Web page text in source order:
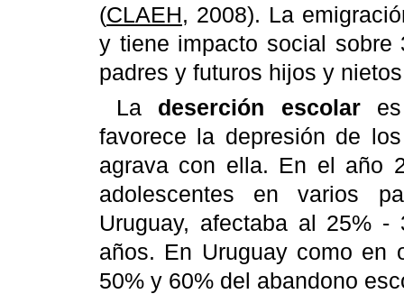
(CLAEH, 2008). La
y tiene impacto social sobre
padres y futuros hijos y
La deserción escolares
favorece la depresión de
agrava con ella. En el año
adolescentes en varios
Uruguay, afectaba al 25%
años. En Uruguay como en
50% y 60% del abandono